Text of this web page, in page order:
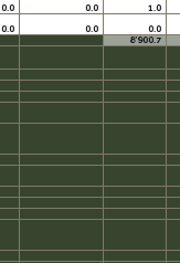
0.0 0.0 1.0
0.0 0.0 0.0
8’900.7